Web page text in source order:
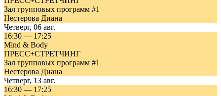
Зал групповых программ #1
Нестерова Диана
Четверг, 06 авг.
16:30 — 17:25
Mind & Body
ПРЕСС+СТРЕТЧИНГ
Зал групповых программ #1
Нестерова Диана
Четверг, 13 авг.
16:30 — 17:25